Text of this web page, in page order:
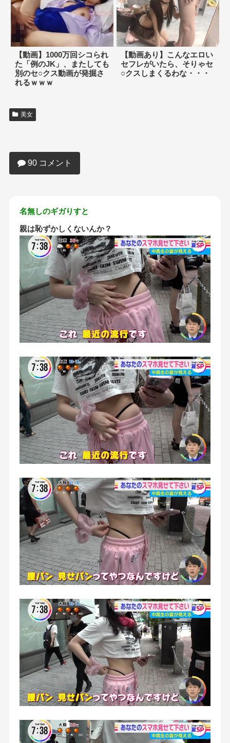
【動画】1000万回シコられ
た「例のJK」、またしても
別のセ○クス動画が発掘さ
れるｗｗｗ
【動画あり】こんなエロい
セフレがいたら、そりゃセ
○クスしまくるわな・・・
美女
なファッションをしてしまう…
90 コメント
名無しのギガりすと
親は恥ずかしくないんか？